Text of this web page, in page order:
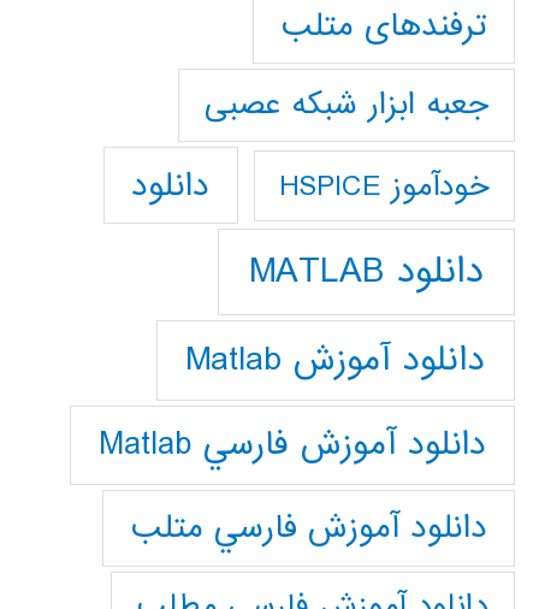
ترفندهای متلب
جعبه ابزار شبکه عصبی
خودآموز HSPICE دانلود
دانلود MATLAB
دانلود آموزش Matlab
دانلود آموزش فارسي Matlab
دانلود آموزش فارسي متلب